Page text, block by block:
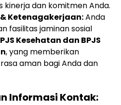
kinerja dan komitmen Anda.
& Ketenagakerjaan:Anda
fasilitas jaminan sosial
Kesehatan dan BPJS
, yang memberikan
aman bagi Anda dan
Informasi Kontak: